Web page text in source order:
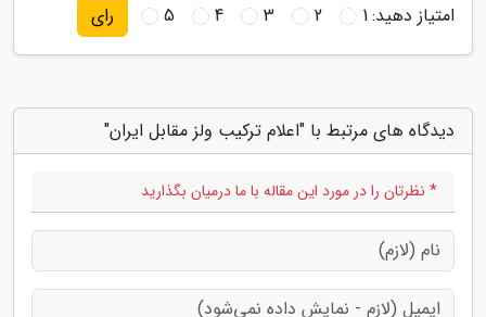
امتیاز دهید:1
2
3
4
5 رای
دیدگاه های مرتبط با "اعلام ترکیب ولز مقابل ایران"
* نظرتان را در مورد این مقاله با ما درمیان بگذارید